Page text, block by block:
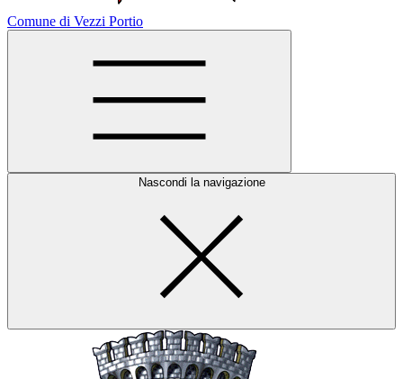
Comune di Vezzi Portio
Nascondi la navigazione